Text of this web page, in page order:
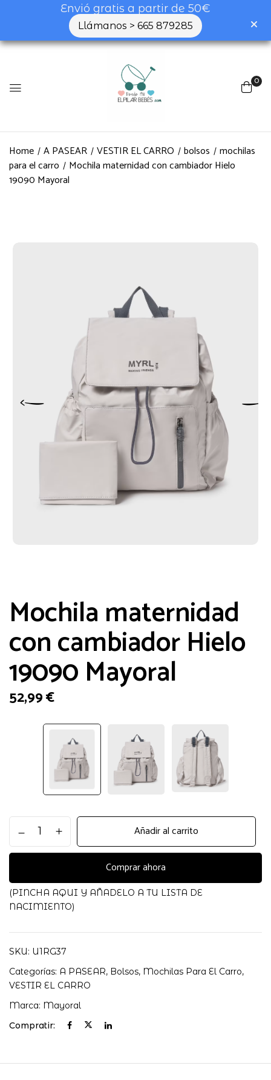
Envió gratis a partir de 50€
Llámanos > 665 879285
0
Home A PASEAR VESTIR EL CARRO bolsos
mochilas
para el carro
Mochila maternidad con cambiador Hielo
19090 Mayoral
Mochila maternidad
con cambiador Hielo
19090 Mayoral
52,99€
maternidad
con
Hielo
19090
Mayoral
Añadir al carrito
Comprar ahora
(PINCHA AQUI Y AÑADELO A TU LISTA DE
NACIMIENTO)
SKU: U1RG37
Categorías: A PASEAR, Bolsos, Mochilas Para El Carro,
VESTIR EL CARRO
Marca: Mayoral
Compratir: